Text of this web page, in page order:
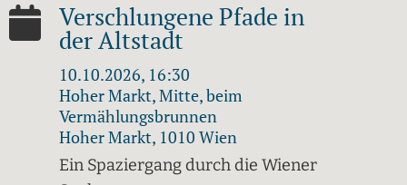
Verschlungene Pfade in
der Altstadt
10.10.2026, 16:30
Hoher Markt, Mitte, beim
Vermählungsbrunnen
Hoher Markt, 1010 Wien
Ein Spaziergang durch die Wiener